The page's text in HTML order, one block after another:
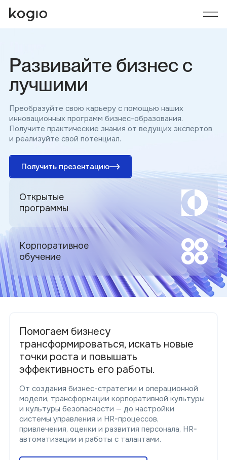
Развивайте бизнес с
лучшими
Преобразуйте свою карьеру с помощью наших
инновационных программ бизнес-образования.
Получите практические знания от ведущих экспертов
и реализуйте свой потенциал.
Получить презентацию
Открытые
программы
Корпоративное
обучение
Помогаем бизнесу
трансформироваться, искать новые
точки роста и повышать
эффективность его работы.
От создания бизнес-стратегии и операционной
модели, трансформации корпоративной культуры
и культуры безопасности — до настройки
системы управления и HR-процессов,
привлечения, оценки и развития персонала, HR-
автоматизации и работы с талантами.